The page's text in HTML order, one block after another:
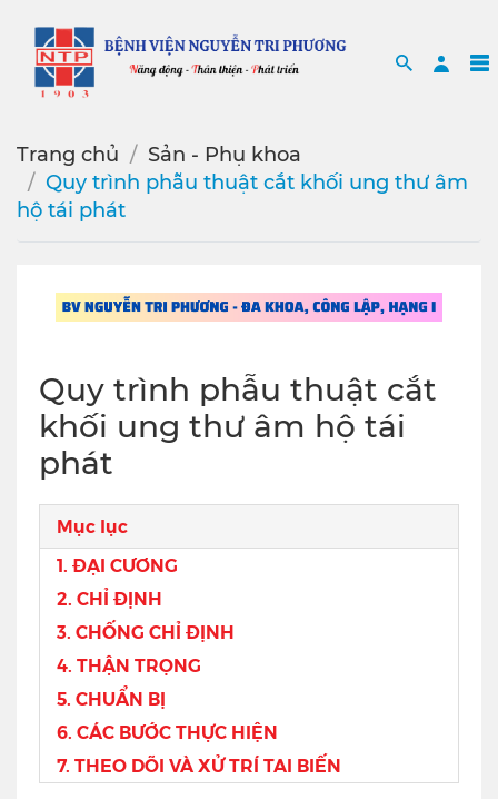
Search
Trang chủ
Sản - Phụ khoa
Quy trình phẫu thuật cắt khối ung thư âm
hộ tái phát
Quy trình phẫu thuật cắt
khối ung thư âm hộ tái
phát
Mục lục
1. ĐẠI CƯƠNG
2. CHỈ ĐỊNH
3. CHỐNG CHỈ ĐỊNH
4. THẬN TRỌNG
5. CHUẨN BỊ
6. CÁC BƯỚC THỰC HIỆN
7. THEO DÕI VÀ XỬ TRÍ TAI BIẾN